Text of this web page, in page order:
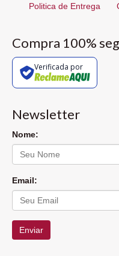
Politica de Entrega
Compra 100%
Verificada por
Newsletter
Nome:
Email:
Enviar